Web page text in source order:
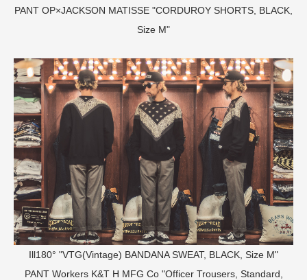
PANT OP×JACKSON MATISSE "CORDUROY SHORTS, BLACK,
Size M"
Ill180° "VTG(Vintage) BANDANA SWEAT, BLACK, Size M"
PANT Workers K&T H MFG Co "Officer Trousers, Standard,